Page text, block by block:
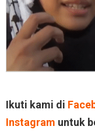
Ikuti kami di
Instagram untuk